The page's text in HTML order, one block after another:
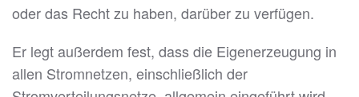
oder das Recht zu haben, darüber zu verfügen.
Er legt außerdem fest, dass die Eigenerzeugung in
allen Stromnetzen, einschließlich der